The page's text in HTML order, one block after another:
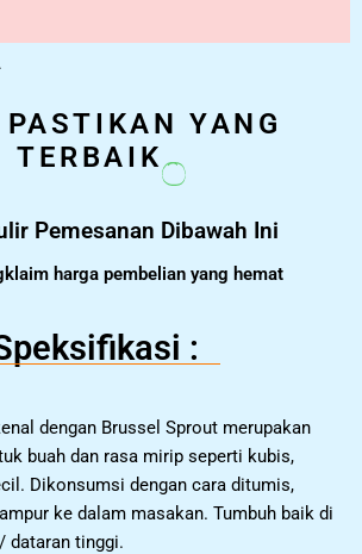
YANG
TERBAIK
Pemesanan Dibawah Ini
harga pembelian yang hemat
:
dengan Brussel Sprout merupakan
buah dan rasa mirip seperti kubis,
Dikonsumsi dengan cara ditumis,
ke dalam masakan. Tumbuh baik di
dataran tinggi.